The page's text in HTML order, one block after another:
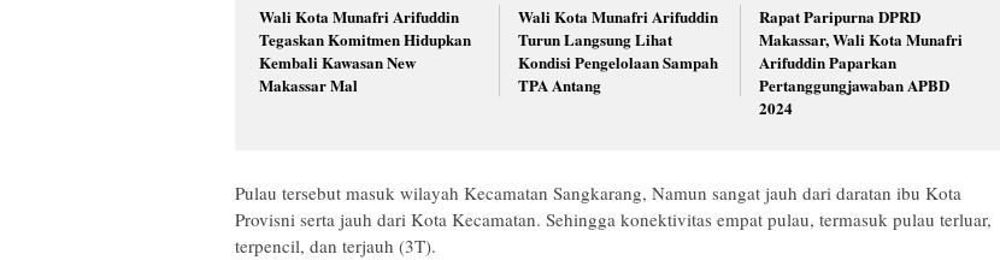
Wali Kota Munafri Arifuddin
Tegaskan Komitmen Hidupkan
Kembali Kawasan New
Makassar Mal
Wali Kota Munafri Arifuddin
Turun Langsung Lihat
Kondisi Pengelolaan Sampah
TPA Antang
Rapat Paripurna DPRD
Makassar, Wali Kota Munafri
Arifuddin Paparkan
Pertanggungjawaban APBD
2024
Pulau tersebut masuk wilayah Kecamatan Sangkarang, Namun sangat jauh dari daratan ibu Kota
Provisni serta jauh dari Kota Kecamatan. Sehingga konektivitas empat pulau, termasuk pulau terluar,
terpencil, dan terjauh (3T).